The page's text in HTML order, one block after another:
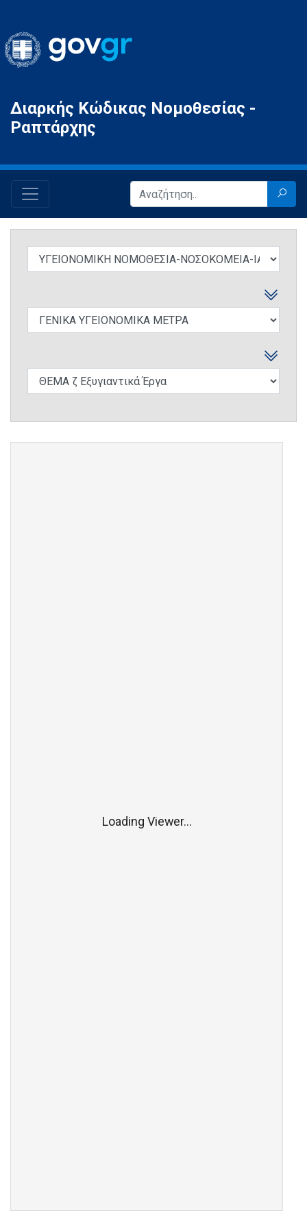
Gov.gr
Διαρκής Κώδικας Νομοθεσίας -
Ραπτάρχης
Loading Viewer...